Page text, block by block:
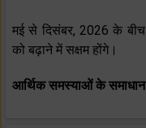
मई से दिसंबर, 2026 के
को बढ़ाने में सक्षम होंगे।
आर्थिक समस्याओं के